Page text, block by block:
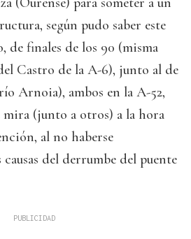
según pudo saber este
de finales de los 90 (misma
Castro de la A-6), junto al de
Arnoia), ambos en la A-52,
mira (junto a otros) a la hora
al no haberse
del derrumbe del puente